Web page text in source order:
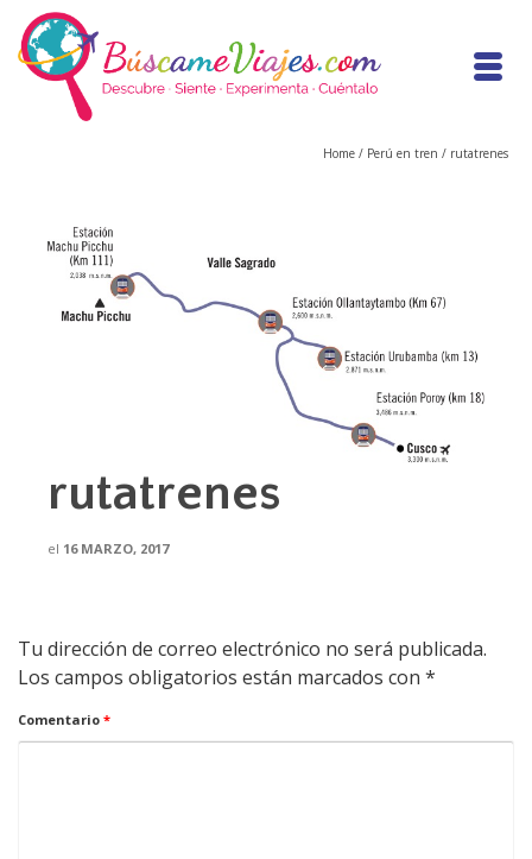
Home / Perú en tren / rutatrenes
rutatrenes
el 16 MARZO, 2017
Tu dirección de correo electrónico no será publicada.
Los campos obligatorios están marcados con *
Comentario *